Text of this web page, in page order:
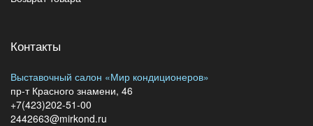
Контакты
Выставочный салон «Мир кондиционеров»
пр-т Красного знамени, 46
+7(423)202-51-00
2442663@mirkond.ru